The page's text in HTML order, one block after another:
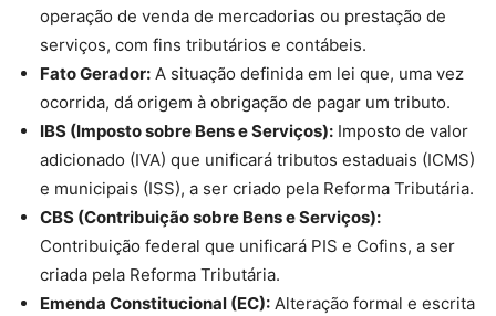
operação de venda de mercadorias ou prestação de
serviços, com fins tributários e contábeis.
Fato Gerador: A situação definida em lei que, uma vez
ocorrida, dá origem à obrigação de pagar um tributo.
IBS (Imposto sobre Bens e Serviços): Imposto de valor
adicionado (IVA) que unificará tributos estaduais (ICMS)
e municipais (ISS), a ser criado pela Reforma Tributária.
CBS (Contribuição sobre Bens e Serviços):
Contribuição federal que unificará PIS e Cofins, a ser
criada pela Reforma Tributária.
Emenda Constitucional (EC): Alteração formal e escrita